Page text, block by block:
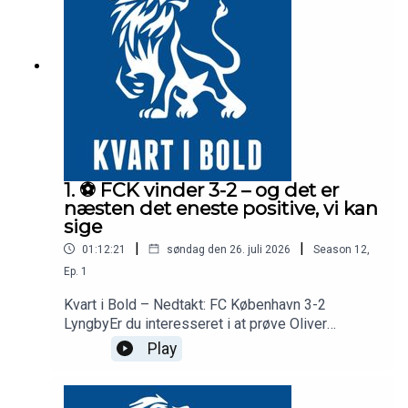
omkring Suzukis skade og konsekvenserne for
FCK's midterforsvarHvilket formationsvalg (4-4-
2) og pres-justeringer eksperterne anbefaler Bo
SvenssonHvorfor Robert er blevet holdets
vigtigste enkeltspiller lige nuAndreas Cornelius'
fysiske udfordringer og et kommende opgør på
kunstgræsDe økonomiske konsekvenser af en
eventuel exit, og hvad det betyder for Kristjaan
Speakmans muligheder i transfervinduet
1. ⚽️ FCK vinder 3-2 – og det er
næsten det eneste positive, vi kan
sige
01:12:21 | søndag den 26. juli 2026 | Season 12,
Ep. 1
Kvart i Bold – Nedtakt: FC København 3-2
LyngbyEr du interesseret i at prøve Oliver
Markers app gratis, så skriv til ham her:
Oliver@theplayerroom.dkFC København henter tre
point i sæsonens Superliga-åbning, men vejen
derhen er langt fra betryggende. Efter en første
Play